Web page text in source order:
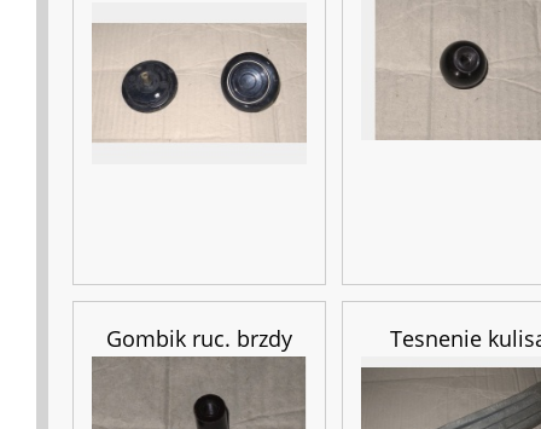
Gombik ruc. brzdy Tesnenie